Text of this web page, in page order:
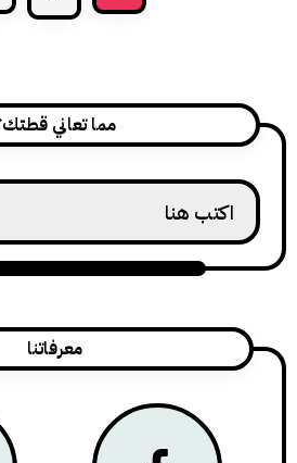
مما تعاني قطتك؟